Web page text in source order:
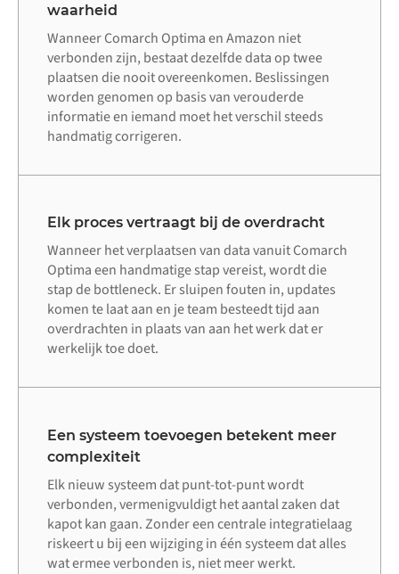
waarheid
Wanneer Comarch Optima en Amazon niet
verbonden zijn, bestaat dezelfde data op twee
plaatsen die nooit overeenkomen. Beslissingen
worden genomen op basis van verouderde
informatie en iemand moet het verschil steeds
handmatig corrigeren.
Elk proces vertraagt bij de overdracht
Wanneer het verplaatsen van data vanuit Comarch
Optima een handmatige stap vereist, wordt die
stap de bottleneck. Er sluipen fouten in, updates
komen te laat aan en je team besteedt tijd aan
overdrachten in plaats van aan het werk dat er
werkelijk toe doet.
Een systeem toevoegen betekent meer
complexiteit
Elk nieuw systeem dat punt-tot-punt wordt
verbonden, vermenigvuldigt het aantal zaken dat
kapot kan gaan. Zonder een centrale integratielaag
riskeert u bij een wijziging in één systeem dat alles
wat ermee verbonden is, niet meer werkt.